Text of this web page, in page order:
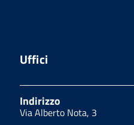
Uffici
Indirizzo
Via Alberto Nota, 3